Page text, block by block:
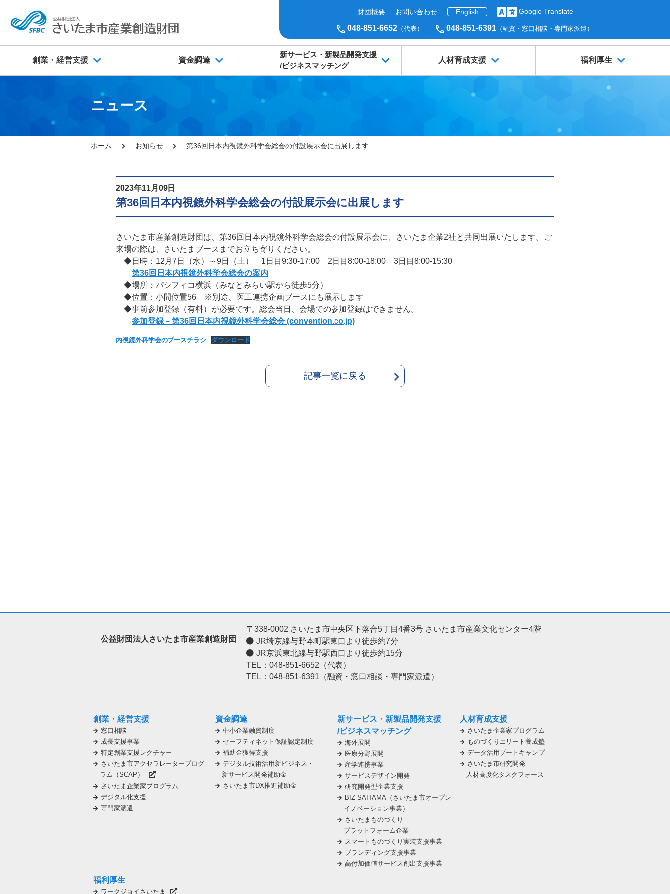
財団概要 お問い合わせ English Google Translate
048-851-6652 （代表） 048-851-6391 （融資・窓口相談・専門家派遣）
創業・経営支援 資金調達
新サービス・新製品開発支援
/ビジネスマッチング
人材育成支援 福利厚生
ニュース
ホーム お知らせ 第36回日本内視鏡外科学会総会の付設展示会に出展します
2023年11月09日
第36回日本内視鏡外科学会総会の付設展示会に出展します
さいたま市産業創造財団は、第36回日本内視鏡外科学会総会の付設展示会に、さいたま企業2社と共同出展いたします。ご
来場の際は、さいたまブースまでお立ち寄りください。
◆日時：12月7日（水）～9日（土） 1日目9:30-17:00 2日目8:00-18:00 3日目8:00-15:30
第36回日本内視鏡外科学会総会の案内
◆場所：パシフィコ横浜（みなとみらい駅から徒歩5分）
◆位置：小間位置56 ※別途、医工連携企画ブースにも展示します
◆事前参加登録（有料）が必要です。総会当日、会場での参加登録はできません。
参加登録 – 第36回日本内視鏡外科学会総会 (convention.co.jp)
内視鏡外科学会のブースチラシ ダウンロード
記事一覧に戻る
公益財団法人さいたま市産業創造財団
〒338-0002 さいたま市中央区下落合5丁目4番3号 さいたま市産業文化センター4階
JR埼京線与野本町駅東口より徒歩約7分
JR京浜東北線与野駅西口より徒歩約15分
TEL：048-851-6652（代表）
TEL：048-851-6391（融資・窓口相談・専門家派遣）
創業・経営支援
窓口相談
成長支援事業
特定創業支援レクチャー
さいたま市アクセラレータープログ
ラム（SCAP）
さいたま企業家プログラム
デジタル化支援
専門家派遣
資金調達
中小企業融資制度
セーフティネット保証認定制度
補助金獲得支援
デジタル技術活用新ビジネス・
新サービス開発補助金
さいたま市DX推進補助金
新サービス・新製品開発支援
/ビジネスマッチング
海外展開
医療分野展開
産学連携事業
サービスデザイン開発
研究開発型企業支援
BIZ SAITAMA（さいたま市オープン
イノベーション事業）
さいたまものづくり
プラットフォーム企業
スマートものづくり実装支援事業
ブランディング支援事業
高付加価値サービス創出支援事業
人材育成支援
さいたま企業家プログラム
ものづくりエリート養成塾
データ活用ブートキャンプ
さいたま市研究開発
人材高度化タスクフォース
福利厚生
ワークジョイさいたま